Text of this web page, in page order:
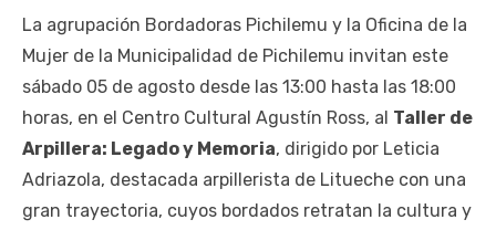
La agrupación Bordadoras Pichilemu y la Oficina de la
Mujer de la Municipalidad de Pichilemu invitan este
sábado 05 de agosto desde las 13:00 hasta las 18:00
horas, en el Centro Cultural Agustín Ross, al Taller de
Arpillera: Legado y Memoria, dirigido por Leticia
Adriazola, destacada arpillerista de Litueche con una
gran trayectoria, cuyos bordados retratan la cultura y